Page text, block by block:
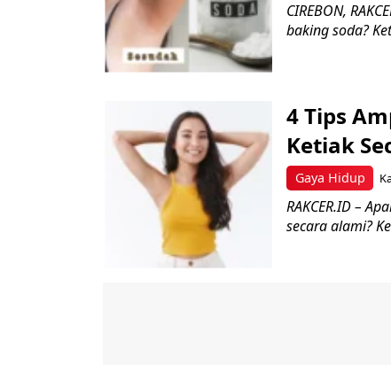
CIREBON,
baking soda?
Gaya Hidup
4 Tips
Ketiak
RAKCER.ID –
secara alami?